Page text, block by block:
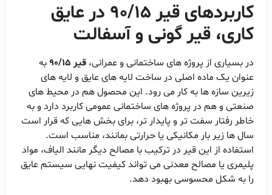
کاربردهای قیر 90/15 در عایق
کاری، قیر گونی و آسفالت
در بسیاری از پروژه های ساختمانی و عمرانی، قیر 90/15
به
عنوان یک ماده اصلی در ساخت لایه های عایق و لایه های
زیرین سازه ها به کار می رود. این محصول هم در محیط های
صنعتی و هم در پروژه های ساختمانی عمومی کاربرد دارد و به
خاطر رفتار سفت تر و پایدار تر، برای بخش هایی که قرار است
سال ها زیر بار مکانیکی یا حرارتی بمانند، مناسب است.
استفاده از این قیر در ترکیب با مصالح دیگر مانند الیاف، مواد
پلیمری یا مصالح معدنی می تواند کیفیت نهایی سیستم عایق
را به شکل محسوسی بهبود دهد.